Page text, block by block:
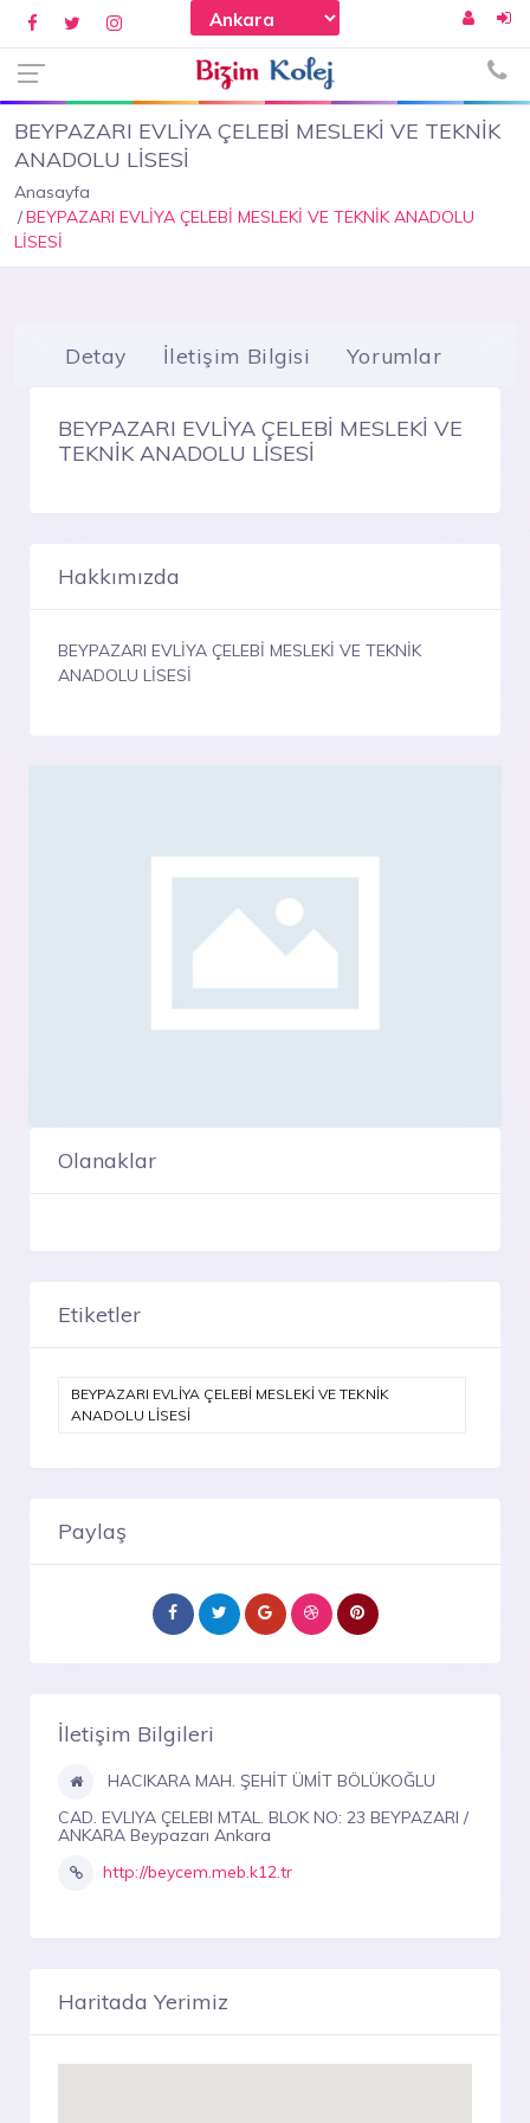
BEYPAZARI EVLİYA ÇELEBİ MESLEKİ VE TEKNİK
ANADOLU LİSESİ
Anasayfa
BEYPAZARI EVLİYA ÇELEBİ MESLEKİ VE TEKNİK ANADOLU
LİSESİ
Detay İletişim Bilgisi Yorumlar
BEYPAZARI EVLİYA ÇELEBİ MESLEKİ VE
TEKNİK ANADOLU LİSESİ
Hakkımızda
BEYPAZARI EVLİYA ÇELEBİ MESLEKİ VE TEKNİK
ANADOLU LİSESİ
Olanaklar
Etiketler
BEYPAZARI EVLİYA ÇELEBİ MESLEKİ VE TEKNİK
ANADOLU LİSESİ
Paylaş
İletişim Bilgileri
HACIKARA MAH. ŞEHİT ÜMİT BÖLÜKOĞLU
CAD. EVLIYA ÇELEBI MTAL. BLOK NO: 23 BEYPAZARI /
ANKARA Beypazarı Ankara
http://beycem.meb.k12.tr
Haritada Yerimiz